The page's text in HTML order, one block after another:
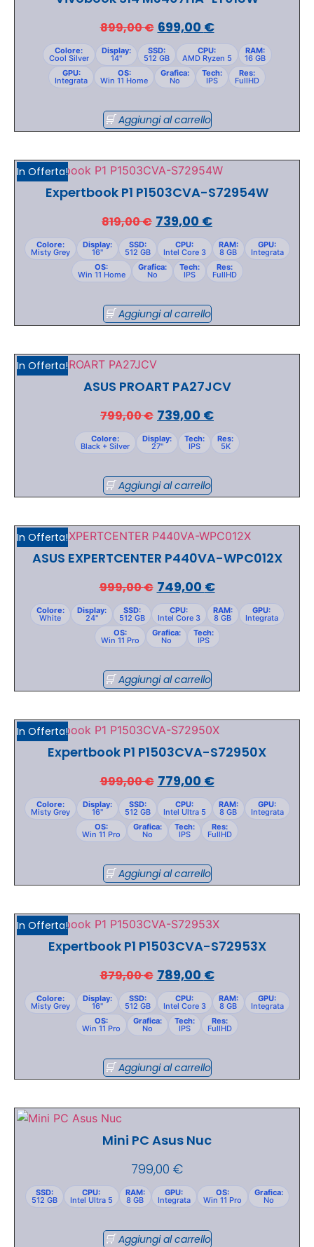
899,00€ 699,00 €
Colore:
Cool Silver
Display:
14"
SSD:
512 GB
CPU:
AMD Ryzen 5
RAM:
16 GB
GPU:
Integrata
OS:
Win 11 Home
Grafica:
No
Tech:
IPS
Res:
FullHD
Aggiungi al carrello
In Offerta!
Expertbook P1 P1503CVA-S72954W
819,00€ 739,00 €
Colore:
Misty Grey
Display:
16"
SSD:
512 GB
CPU:
Intel Core 3
RAM:
8 GB
GPU:
Integrata
OS:
Win 11 Home
Grafica:
No
Tech:
IPS
Res:
FullHD
Aggiungi al carrello
In Offerta!
ASUS PROART PA27JCV
799,00€ 739,00 €
Colore:
Black + Silver
Display:
27"
Tech:
IPS
Res:
5K
Aggiungi al carrello
In Offerta!
ASUS EXPERTCENTER P440VA-WPC012X
999,00€ 749,00 €
Colore:
White
Display:
24"
SSD:
512 GB
CPU:
Intel Core 3
RAM:
8 GB
GPU:
Integrata
OS:
Win 11 Pro
Grafica:
No
Tech:
IPS
Aggiungi al carrello
In Offerta!
Expertbook P1 P1503CVA-S72950X
999,00€ 779,00 €
Colore:
Misty Grey
Display:
16"
SSD:
512 GB
CPU:
Intel Ultra 5
RAM:
8 GB
GPU:
Integrata
OS:
Win 11 Pro
Grafica:
No
Tech:
IPS
Res:
FullHD
Aggiungi al carrello
In Offerta!
Expertbook P1 P1503CVA-S72953X
879,00€ 789,00 €
Colore:
Misty Grey
Display:
16"
SSD:
512 GB
CPU:
Intel Core 3
RAM:
8 GB
GPU:
Integrata
OS:
Win 11 Pro
Grafica:
No
Tech:
IPS
Res:
FullHD
Aggiungi al carrello
Mini PC Asus Nuc
799,00 €
SSD:
512 GB
CPU:
Intel Ultra 5
RAM:
8 GB
GPU:
Integrata
OS:
Win 11 Pro
Grafica:
No
Aggiungi al carrello